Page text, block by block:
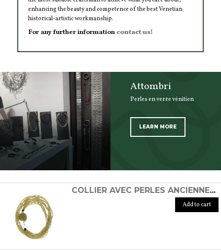
enhancing the beauty and competence of the best Venetian
historical-artistic workmanship.
For any further information contact us!
Attombri
Perles en verre vénitien
LEARN MORE
COLLIER AVEC PERLES ANCIENNES EN VERRE DE MURANO ET FERMETURE INSPIRÉE DES ESCARGOTS.
Add to cart